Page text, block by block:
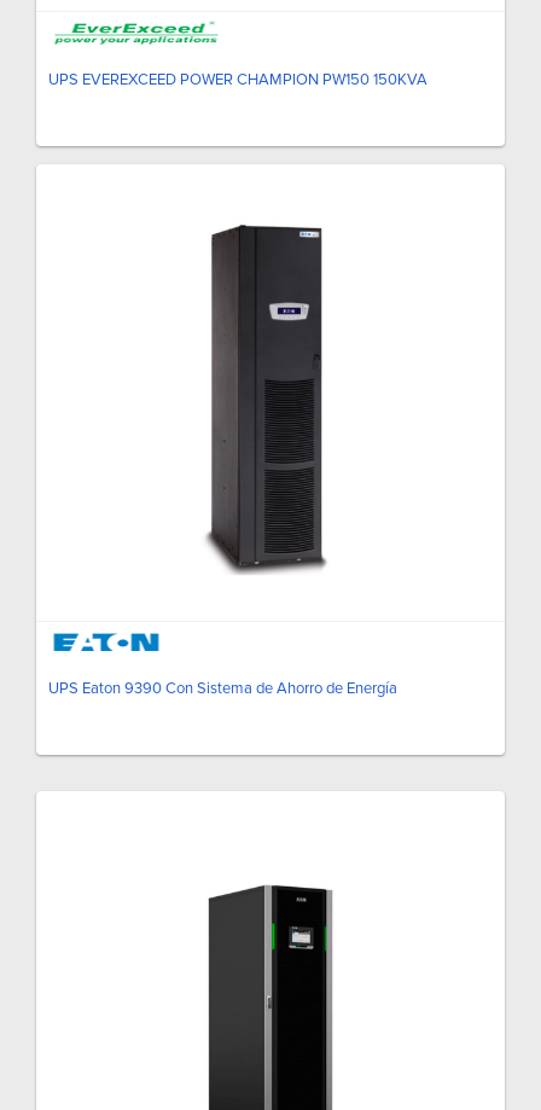
UPS EVEREXCEED POWER CHAMPION PW150 150KVA
UPS Eaton 9390 Con Sistema de Ahorro de Energía